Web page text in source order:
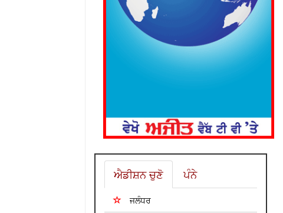
ਐਡੀਸ਼ਨ ਚੁਣੋ ਪੰਨੇ
ਜਲੰਧਰ